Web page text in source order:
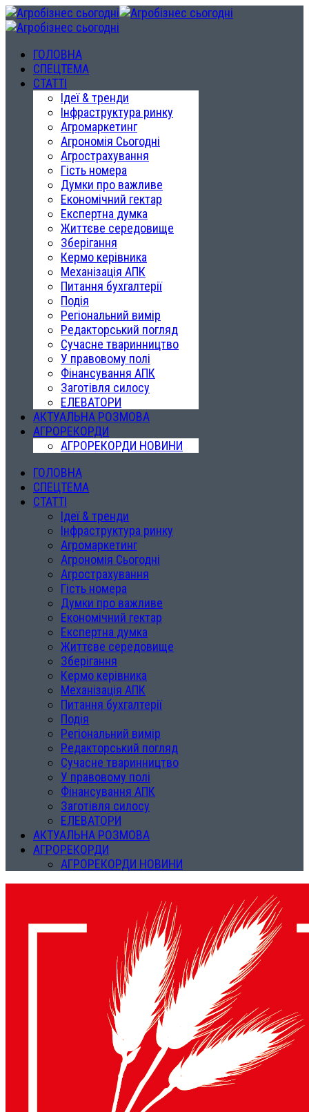
ГОЛОВНА
СПЕЦТЕМА
СТАТТІ
Ідеї & тренди
Інфраструктура ринку
Агромаркетинг
Агрономія Сьогодні
Агрострахування
Гість номера
Думки про важливе
Економічний гектар
Експертна думка
Життєве середовище
Зберігання
Кермо керівника
Механізація АПК
Питання бухгалтерії
Подія
Регіональний вимір
Редакторський погляд
Сучасне тваринництво
У правовому полі
Фінансування АПК
Заготівля силосу
ЕЛЕВАТОРИ
АКТУАЛЬНА РОЗМОВА
АГРОРЕКОРДИ
АГРОРЕКОРДИ НОВИНИ
ГОЛОВНА
СПЕЦТЕМА
СТАТТІ
Ідеї & тренди
Інфраструктура ринку
Агромаркетинг
Агрономія Сьогодні
Агрострахування
Гість номера
Думки про важливе
Економічний гектар
Експертна думка
Життєве середовище
Зберігання
Кермо керівника
Механізація АПК
Питання бухгалтерії
Подія
Регіональний вимір
Редакторський погляд
Сучасне тваринництво
У правовому полі
Фінансування АПК
Заготівля силосу
ЕЛЕВАТОРИ
АКТУАЛЬНА РОЗМОВА
АГРОРЕКОРДИ
АГРОРЕКОРДИ НОВИНИ